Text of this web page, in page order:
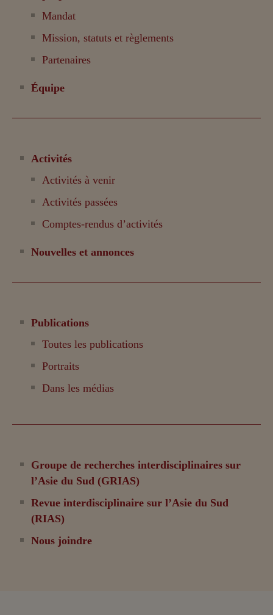
Mandat
Mission, statuts et règlements
Partenaires
Équipe
Activités
Activités à venir
Activités passées
Comptes-rendus d’activités
Nouvelles et annonces
Publications
Toutes les publications
Portraits
Dans les médias
Groupe de recherches interdisciplinaires sur
l’Asie du Sud (GRIAS)
Revue interdisciplinaire sur l’Asie du Sud
(RIAS)
Nous joindre